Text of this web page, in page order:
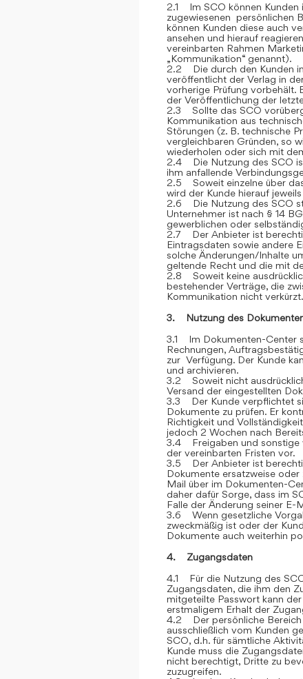
2.1 Im SCO können Kunden
zugewiesenen persönlichen
können Kunden diese auch
ansehen und hierauf
vereinbarten Rahmen
„Kommunikation“ genannt).
2.2 Die durch den Kunden
veröffentlicht der Verlag in
vorherige Prüfung vorbehält.
der Veröffentlichung der
2.3 Sollte das SCO
Kommunikation aus
Störungen (z. B. technische
vergleichbaren Gründen, so
wiederholen oder sich mit
2.4 Die Nutzung des SCO
ihm anfallende
2.5 Soweit einzelne über
wird der Kunde hierauf
2.6 Die Nutzung des SCO
Unternehmer ist nach § 14
gewerblichen oder
2.7 Der Anbieter ist
Eintragsdaten sowie andere
solche Änderungen/Inhalte
geltende Recht und die mit
2.8 Soweit keine
bestehender Verträge, die
Kommunikation nicht verkürzt.
3. Nutzung des
3.1 Im Dokumenten-Center
Rechnungen,
zur Verfügung. Der Kunde
und archivieren.
3.2 Soweit nicht
Versand der eingestellten
3.3 Der Kunde verpflichtet
Dokumente zu prüfen. Er
Richtigkeit und
jedoch 2 Wochen nach
3.4 Freigaben und sonstige
der vereinbarten Fristen vor.
3.5 Der Anbieter ist
Dokumente ersatzweise
Mail über im Dokumenten-
daher dafür Sorge, dass im
Falle der Änderung seiner E-
3.6 Wenn gesetzliche
zweckmäßig ist oder der
Dokumente auch weiterhin
4. Zugangsdaten
4.1 Für die Nutzung des
Zugangsdaten, die ihm den
mitgeteilte Passwort kann
erstmaligem Erhalt der
4.2 Der persönliche Bereich
ausschließlich vom Kunden
SCO, d.h. für sämtliche
Kunde muss die
nicht berechtigt, Dritte zu
zuzugreifen.